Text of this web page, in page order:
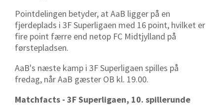
Pointdelingen betyder, at AaB ligger på en
fjerdeplads i 3F Superligaen med 16 point, hvilket er
fire point færre end netop FC Midtjylland på
førstepladsen.
AaB's næste kamp i 3F Superligaen spilles på
fredag, når AaB gæster OB kl. 19.00.
Matchfacts - 3F Superligaen, 10. spillerunde